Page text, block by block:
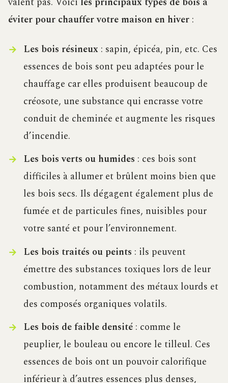
éviter pour chauffer votre maison en hiver :
Les bois résineux: sapin, épicéa, pin, etc. Ces
essences de bois sont peu adaptées pour le
chauffage car elles produisent beaucoup de
créosote, une substance qui encrasse votre
conduit de cheminée et augmente les risques
d’incendie.
Les bois verts ou humides : ces bois sont
difficiles à allumer et brûlent moins bien que
les bois secs. Ils dégagent également plus de
fumée et de particules fines, nuisibles pour
votre santé et pour l’environnement.
Les bois traités ou peints : ils peuvent
émettre des substances toxiques lors de leur
combustion, notamment des métaux lourds et
des composés organiques volatils.
Les bois de faible densité: comme le
peuplier, le bouleau ou encore le tilleul. Ces
essences de bois ont un pouvoir calorifique
inférieur à d’autres essences plus denses,